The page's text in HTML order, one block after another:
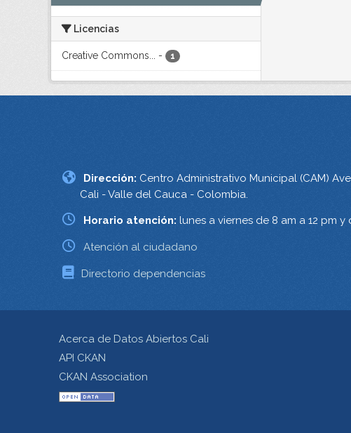
Licencias
Creative Commons... - 1
Dirección: Centro Administrativo Municipal (CAM)
Cali - Valle del Cauca - Colombia.
Horario atención: lunes a viernes de 8 am a 12 pm y
Atención al ciudadano
Directorio dependencias
Acerca de Datos Abiertos Cali
API CKAN
CKAN Association